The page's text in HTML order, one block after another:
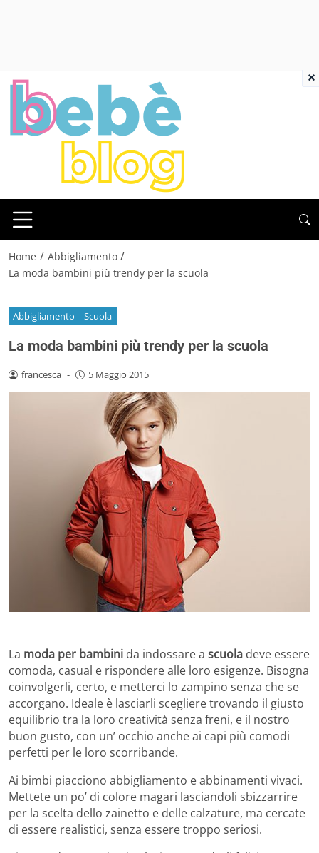
Home / Abbigliamento /
La moda bambini più trendy per la scuola
Abbigliamento Scuola
La moda bambini più trendy per la scuola
francesca - 5 Maggio 2015
La moda per bambini da indossare a scuola deve essere
comoda, casual e rispondere alle loro esigenze. Bisogna
coinvolgerli, certo, e metterci lo zampino senza che se
accorgano. Ideale è lasciarli scegliere trovando il giusto
equilibrio tra la loro creatività senza freni, e il nostro
buon gusto, con un’ occhio anche ai capi più comodi
perfetti per le loro scorribande.
Ai bimbi piacciono abbigliamento e abbinamenti vivaci.
Mettete un po’ di colore magari lasciandoli sbizzarrire
per la scelta dello zainetto e delle calzature, ma cercate
di essere realistici, senza essere troppo seriosi.
×